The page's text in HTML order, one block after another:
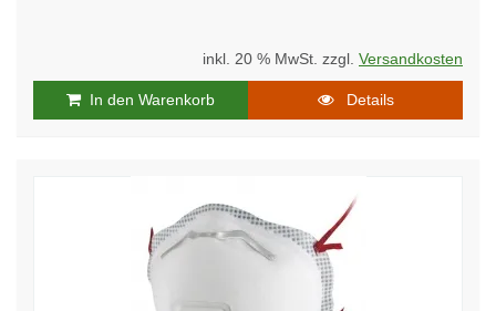
inkl. 20 % MwSt. zzgl. Versandkosten
In den Warenkorb Details